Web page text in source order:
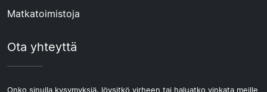
Matkatoimistoja
Ota yhteyttä
Onko sinulla kysymyksiä, löysitkö virheen tai haluatko vinkata meille